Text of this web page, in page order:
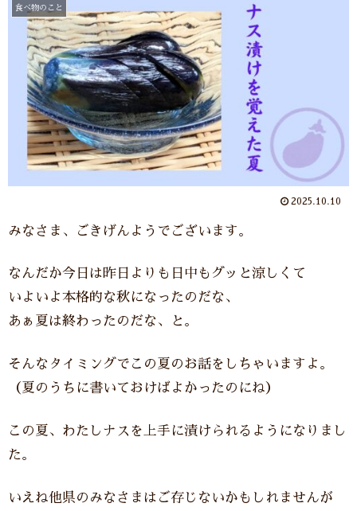
食べ物のこと
2025.10.10
みなさま、ごきげんようでございます。
なんだか今日は昨日よりも日中もグッと涼しくて
いよいよ本格的な秋になったのだな、
あぁ夏は終わったのだな、と。
そんなタイミングでこの夏のお話をしちゃいますよ。
（夏のうちに書いておけばよかったのにね）
この夏、わたしナスを上手に漬けられるようになりまし
た。
いえね他県のみなさまはご存じないかもしれませんが